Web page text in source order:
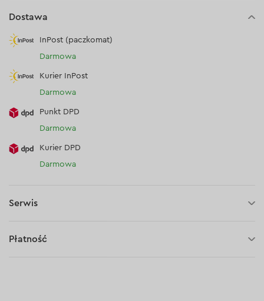
Dostawa
InPost (paczkomat)
Darmowa
Kurier InPost
Darmowa
Punkt DPD
Darmowa
Kurier DPD
Darmowa
Serwis
Płatność